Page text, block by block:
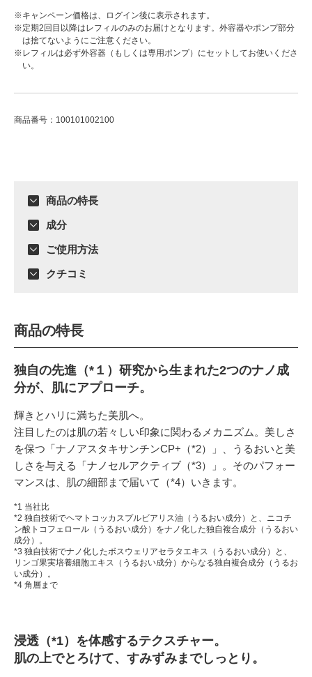
※キャンペーン価格は、ログイン後に表示されます。
※定期2回目以降はレフィルのみのお届けとなります。外容器やポンプ部分
は捨てないようにご注意ください。
※レフィルは必ず外容器（もしくは専用ポンプ）にセットしてお使いくださ
い。
商品番号：100101002100
商品の特長
成分
ご使用方法
クチコミ
商品の特長
独自の先進（*１）研究から生まれた2つのナノ成
分が、肌にアプローチ。
輝きとハリに満ちた美肌へ。
注目したのは肌の若々しい印象に関わるメカニズム。美しさ
を保つ「ナノアスタキサンチンCP+（*2）」、うるおいと美
しさを与える「ナノセルアクティブ（*3）」。そのパフォー
マンスは、肌の細部まで届いて（*4）いきます。
*1 当社比
*2 独自技術でヘマトコッカスプルビアリス油（うるおい成分）と、ニコチ
ン酸トコフェロール（うるおい成分）をナノ化した独自複合成分（うるおい
成分）。
*3 独自技術でナノ化したボスウェリアセラタエキス（うるおい成分）と、
リンゴ果実培養細胞エキス（うるおい成分）からなる独自複合成分（うるお
い成分）。
*4 角層まで
浸透（*1）を体感するテクスチャー。
肌の上でとろけて、すみずみまでしっとり。